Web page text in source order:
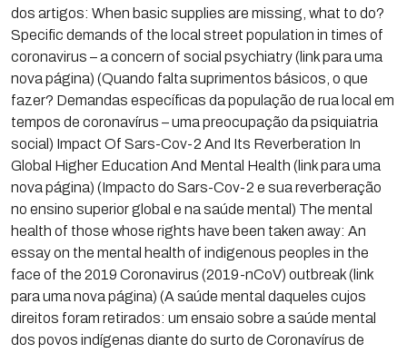
dos artigos: When basic supplies are missing, what to do?
Specific demands of the local street population in times of
coronavirus – a concern of social psychiatry (link para uma
nova página) (Quando falta suprimentos básicos, o que
fazer? Demandas específicas da população de rua local em
tempos de coronavírus – uma preocupação da psiquiatria
social) Impact Of Sars-Cov-2 And Its Reverberation In
Global Higher Education And Mental Health (link para uma
nova página) (Impacto do Sars-Cov-2 e sua reverberação
no ensino superior global e na saúde mental) The mental
health of those whose rights have been taken away: An
essay on the mental health of indigenous peoples in the
face of the 2019 Coronavirus (2019-nCoV) outbreak (link
para uma nova página) (A saúde mental daqueles cujos
direitos foram retirados: um ensaio sobre a saúde mental
dos povos indígenas diante do surto de Coronavírus de